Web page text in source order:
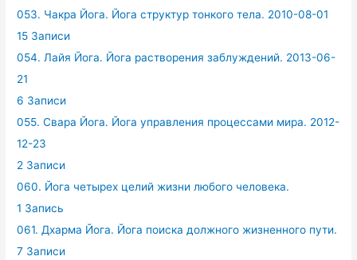
053. Чакра Йога. Йога структур тонкого тела. 2010-08-01
15 Записи
054. Лайя Йога. Йога растворения заблуждений. 2013-06-
21
6 Записи
055. Свара Йога. Йога управления процессами мира. 2012-
12-23
2 Записи
060. Йога четырех целий жизни любого человека.
1 Запись
061. Дхарма Йога. Йога поиска должного жизненного пути.
7 Записи